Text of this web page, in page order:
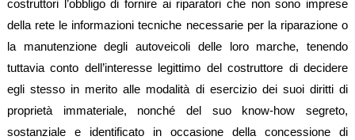
costruttori l’obbligo di fornire ai riparatori che non sono imprese
della rete le informazioni tecniche necessarie per la riparazione o
la manutenzione degli autoveicoli delle loro marche, tenendo
tuttavia conto dell’interesse legittimo del costruttore di decidere
egli stesso in merito alle modalità di esercizio dei suoi diritti di
proprietà immateriale, nonché del suo know-how segreto,
sostanziale e identificato in occasione della concessione di